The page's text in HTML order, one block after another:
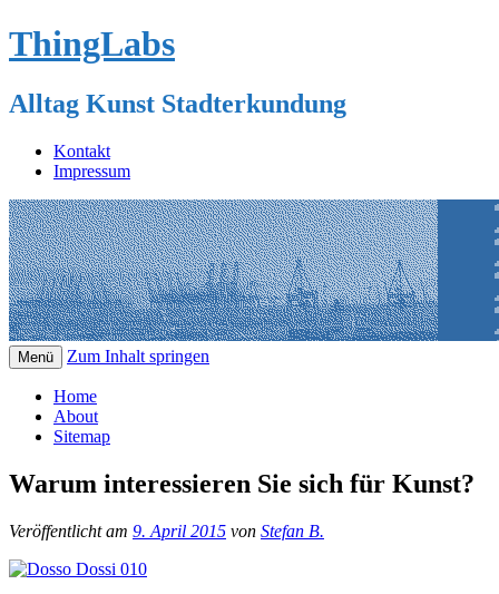
ThingLabs
Alltag Kunst Stadterkundung
Kontakt
Impressum
Menü Zum Inhalt springen
Home
About
Sitemap
Warum interessieren Sie sich für Kunst?
Veröffentlicht am 9. April 2015 von Stefan B.